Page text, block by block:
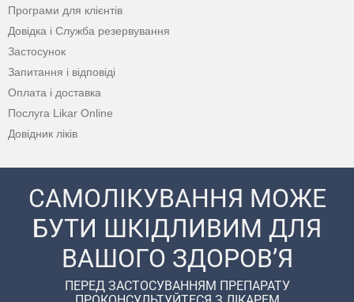
Програми для клієнтів
Довідка і Служба резервування
Застосунок
Запитання і відповіді
Оплата і доставка
Послуга Likar Online
Довідник ліків
САМОЛІКУВАННЯ МОЖЕ
БУТИ ШКІДЛИВИМ ДЛЯ
ВАШОГО ЗДОРОВ’Я
ПЕРЕД ЗАСТОСУВАННЯМ ПРЕПАРАТУ